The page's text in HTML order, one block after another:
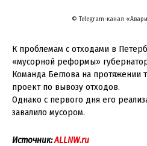
© Telegram-канал
К проблемам с отходами в
«мусорной реформы»
Команда Беглова на протяжении
проект по вывозу отходов.
Однако с первого дня его
завалило мусором.
Источник:ALLNW.ru